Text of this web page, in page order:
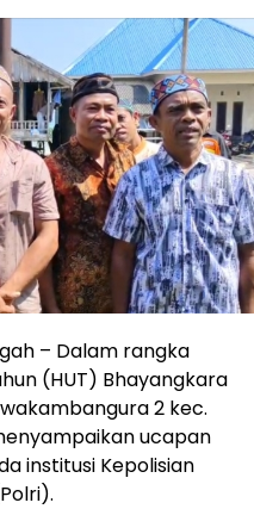
– Dalam rangka
(HUT) Bhayangkara
2 kec.
ucapan
institusi Kepolisian